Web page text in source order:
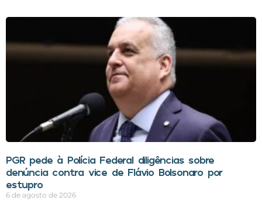
PGR pede à Polícia Federal diligências sobre
denúncia contra vice de Flávio Bolsonaro por
estupro
6 de agosto de 2026